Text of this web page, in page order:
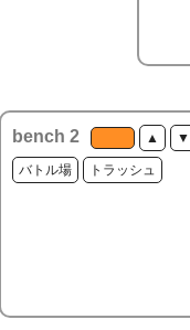
bench 2 ▲ ▼
バトル場 トラッシュ